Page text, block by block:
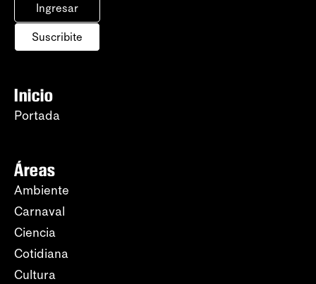
Ingresar
Suscribite
Inicio
Portada
Áreas
Ambiente
Carnaval
Ciencia
Cotidiana
Cultura